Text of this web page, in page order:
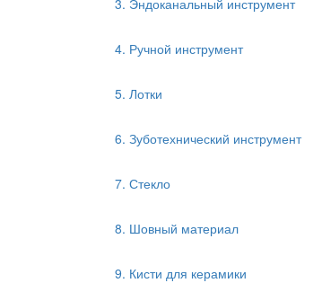
3. Эндоканальный инструмент
4. Ручной инструмент
5. Лотки
6. Зуботехнический инструмент
7. Стекло
8. Шовный материал
9. Кисти для керамики